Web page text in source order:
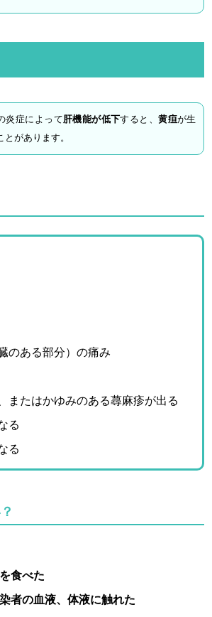
炎症によって肝機能が低下すると、黄疸が生
とがあります。
のある部分）の痛み
またはかゆみのある蕁麻疹が出る
る
る
食べた
者の血液、体液に触れた